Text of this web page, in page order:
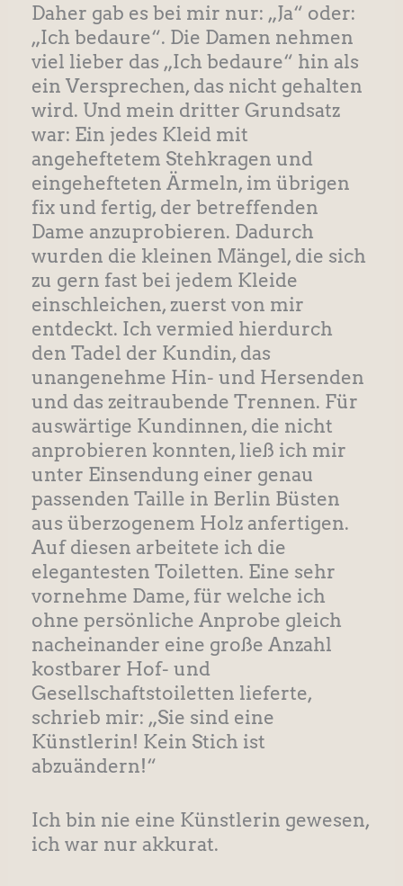
Daher gab es bei mir nur: „Ja“ oder:
„Ich bedaure“. Die Damen nehmen
viel lieber das „Ich bedaure“ hin als
ein Versprechen, das nicht gehalten
wird. Und mein dritter Grundsatz
war: Ein jedes Kleid mit
angeheftetem Stehkragen und
eingehefteten Ärmeln, im übrigen
fix und fertig, der betreffenden
Dame anzuprobieren. Dadurch
wurden die kleinen Mängel, die sich
zu gern fast bei jedem Kleide
einschleichen, zuerst von mir
entdeckt. Ich vermied hierdurch
den Tadel der Kundin, das
unangenehme Hin- und Hersenden
und das zeitraubende Trennen. Für
auswärtige Kundinnen, die nicht
anprobieren konnten, ließ ich mir
unter Einsendung einer genau
passenden Taille in Berlin Büsten
aus überzogenem Holz anfertigen.
Auf diesen arbeitete ich die
elegantesten Toiletten. Eine sehr
vornehme Dame, für welche ich
ohne persönliche Anprobe gleich
nacheinander eine große Anzahl
kostbarer Hof- und
Gesellschaftstoiletten lieferte,
schrieb mir: „Sie sind eine
Künstlerin! Kein Stich ist
abzuändern!“
Ich bin nie eine Künstlerin gewesen,
ich war nur akkurat.